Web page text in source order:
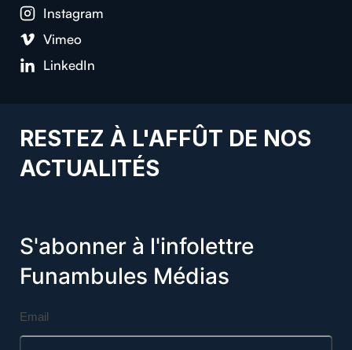
Instagram
Vimeo
LinkedIn
RESTEZ À L'AFFÛT DE NOS
ACTUALITÉS
S'abonner à l'infolettre
Funambules Médias
Email